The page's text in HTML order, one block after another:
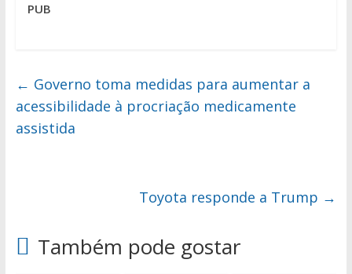
PUB
← Governo toma medidas para aumentar a
acessibilidade à procriação medicamente
assistida
Toyota responde a Trump →
Também pode gostar